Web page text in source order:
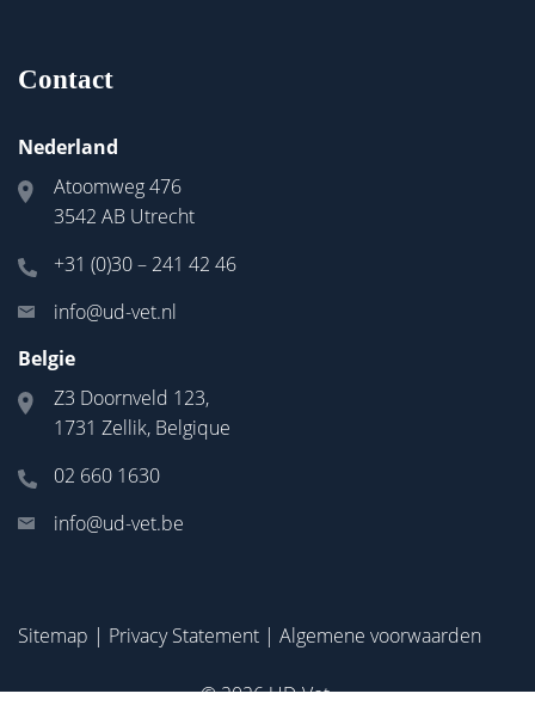
Contact
Nederland
Atoomweg 476
3542 AB Utrecht
+31 (0)30 – 241 42 46
info@ud-vet.nl
Belgie
Z3 Doornveld 123,
1731 Zellik, Belgique
02 660 1630
info@ud-vet.be
Sitemap | Privacy Statement | Algemene voorwaarden
© 2026UD-Vet